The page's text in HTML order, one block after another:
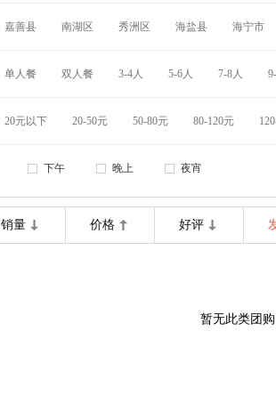
嘉善县 南湖区 秀洲区 海盐县 海宁市
单人餐 双人餐 3-4人 5-6人 7-8人
20元以下 20-50元 50-80元 80-120元
下午 晚上 夜宵
销量 价格 好评
暂无此类团